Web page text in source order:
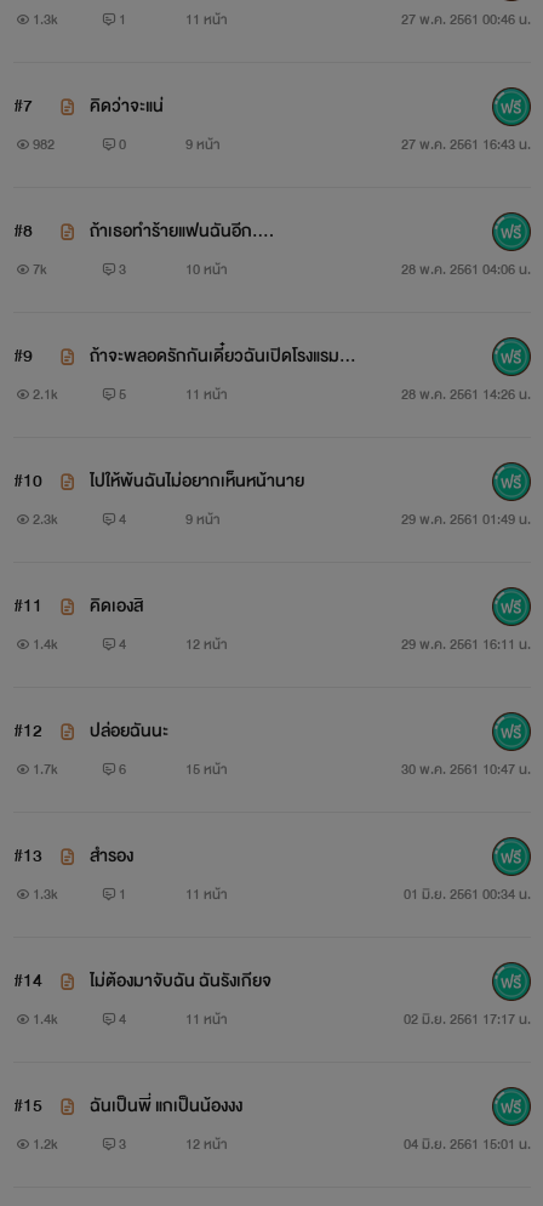
เป็นคนไทยแท้ ,นิสัยใจคอ ถ้าเธออยากได้ เธอจะต้องได้
เดริ่งโทามาทาบทามเขาทุกวัน
" เขาอยากได้อะไรก็ต้องได้รวมถึงเธออาย"
นิยายเรื่องนี้เป็นเรื่องแรกของไรท์ ฝากกดและคอมเม้นท์ให้
กำลังใจไรท์ด้วยนะคะ
ปล.บุคคลในภาพที่อยู่ในนิยายเรื่องนี้ไม่มีส่วนเกี่ยวข้องใดๆ
ทั้งสิ้นนะคะ
สุดท้ายนี้ขอฝากพี่นิคาจิโอ้คนหล่อ เลวไว้ในอ้อมใจด้วยนะคะ
1.3k 1 11 หน้า 27 พ.ค. 2561 00:46 น.
#7 คิดว่าจะแน่
982 0 9 หน้า 27 พ.ค. 2561 16:43 น.
#8 ถ้าเธอทำร้ายแฟนฉันอีก....
7k 3 10 หน้า 28 พ.ค. 2561 04:06 น.
#9
ถ้าจะพลอดรักกันเดี๋ยวฉันเปิดโรงแรมให้
เอาไหม
2.1k 5 11 หน้า 28 พ.ค. 2561 14:26 น.
#10 ไปให้พ้นฉันไม่อยากเห็นหน้านาย
2.3k 4 9 หน้า 29 พ.ค. 2561 01:49 น.
#11 คิดเองสิ
1.4k 4 12 หน้า 29 พ.ค. 2561 16:11 น.
#12 ปล่อยฉันนะ
1.7k 6 15 หน้า 30 พ.ค. 2561 10:47 น.
#13 สำรอง
1.3k 1 11 หน้า 01 มิ.ย. 2561 00:34 น.
#14 ไม่ต้องมาจับฉัน ฉันรังเกียจ
1.4k 4 11 หน้า 02 มิ.ย. 2561 17:17 น.
#15 ฉันเป็นพี่ แกเป็นน้องงง
1.2k 3 12 หน้า 04 มิ.ย. 2561 15:01 น.